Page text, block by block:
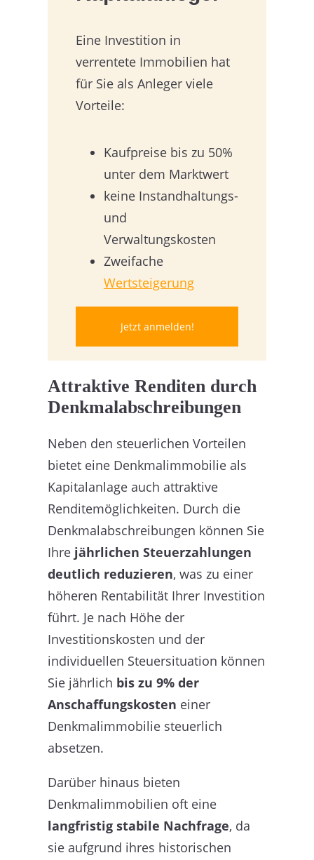
Eine Investition in
verrentete Immobilien hat
für Sie als Anleger viele
Vorteile:
Kaufpreise bis zu 50%
unter dem Marktwert
keine Instandhaltungs-
und
Verwaltungskosten
Zweifache
Wertsteigerung
Jetzt anmelden!
Attraktive Renditen durch
Denkmalabschreibungen
Neben den steuerlichen Vorteilen
bietet eine Denkmalimmobilie als
Kapitalanlage auch attraktive
Renditemöglichkeiten. Durch die
Denkmalabschreibungen können Sie
Ihre jährlichen Steuerzahlungen
deutlich reduzieren, was zu einer
höheren Rentabilität Ihrer Investition
führt. Je nach Höhe der
Investitionskosten und der
individuellen Steuersituation können
Sie jährlich bis zu 9% der
Anschaffungskosten einer
Denkmalimmobilie steuerlich
absetzen.
Darüber hinaus bieten
Denkmalimmobilien oft eine
langfristig stabile Nachfrage, da
sie aufgrund ihres historischen